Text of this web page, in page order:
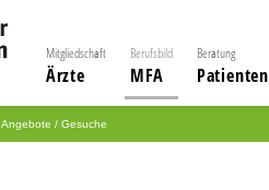
Mitgliedschaft
Ärzte
Berufsbild
MFA
Beratung
Patienten
Angebote / Gesuche